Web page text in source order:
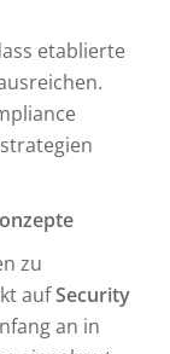
etablierte
zu
aufSecurity
an in